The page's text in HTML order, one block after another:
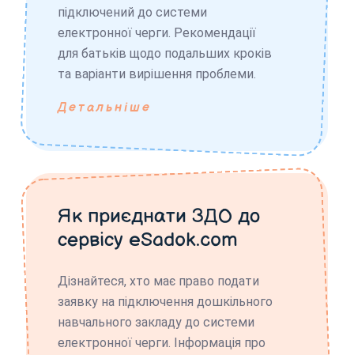
підключений до системи
електронної черги. Рекомендації
для батьків щодо подальших кроків
та варіанти вирішення проблеми.
Детальніше
Як приєднати ЗДО до
сервісу eSadok.com
Дізнайтеся, хто має право подати
заявку на підключення дошкільного
навчального закладу до системи
електронної черги. Інформація про